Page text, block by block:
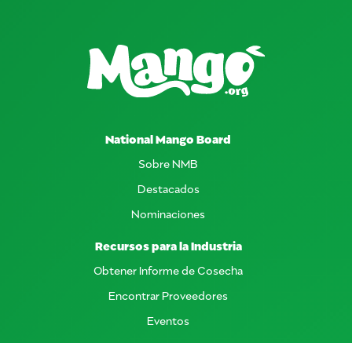
National Mango Board
Sobre NMB
Destacados
Nominaciones
Recursos para la Industria
Obtener Informe de Cosecha
Encontrar Proveedores
Eventos